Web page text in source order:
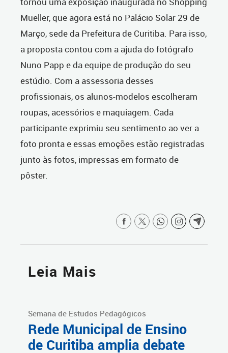
Mueller, que agora está no Palácio Solar 29 de
Março, sede da Prefeitura de Curitiba. Para isso,
a proposta contou com a ajuda do fotógrafo
Nuno Papp e da equipe de produção do seu
estúdio. Com a assessoria desses
profissionais, os alunos-modelos escolheram
roupas, acessórios e maquiagem. Cada
participante exprimiu seu sentimento ao ver a
foto pronta e essas emoções estão registradas
junto às fotos, impressas em formato de
pôster.
Leia Mais
Semana de Estudos Pedagógicos
Rede Municipal de Ensino
de Curitiba amplia debate